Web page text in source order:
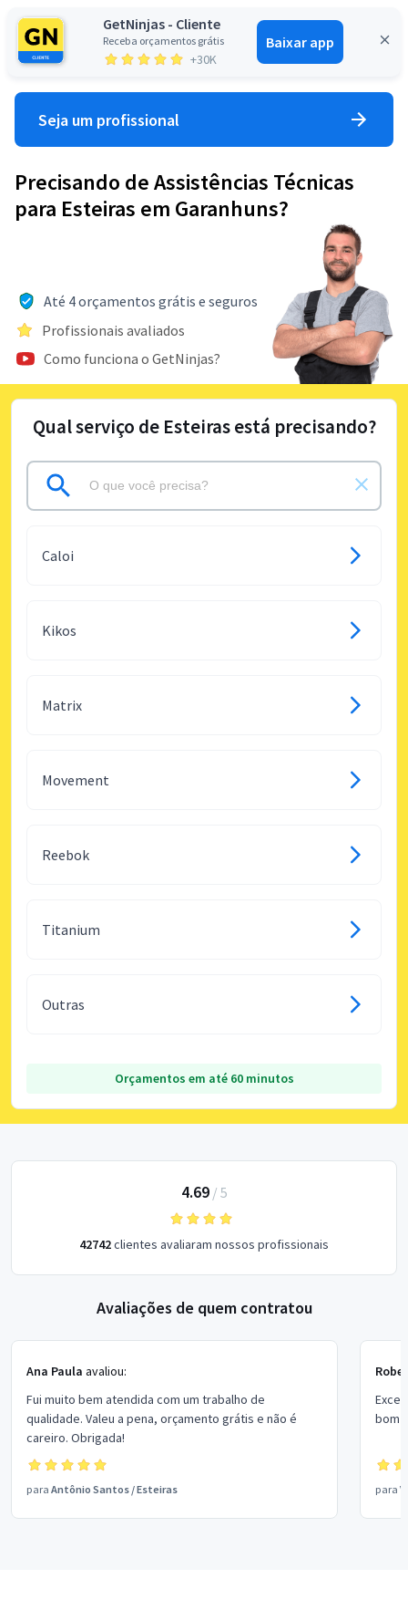
GetNinjas - Cliente
Receba orçamentos grátis
+30K
Baixar app
Entrar
Seja um profissional
Precisando de Assistências Técnicas
para Esteiras em Garanhuns?
Até 4 orçamentos grátis e seguros
Profissionais avaliados
Como funciona o GetNinjas?
Qual serviço de Esteiras está precisando?
Caloi
Kikos
Matrix
Movement
Reebok
Titanium
Outras
Orçamentos em até 60 minutos
4.69/ 5
42742clientes avaliaram nossos profissionais
Avaliações de quem contratou
Ana Paula avaliou:
Fui muito bem atendida com um trabalho de
qualidade. Valeu a pena, orçamento grátis e não é
careiro. Obrigada!
para Antônio Santos /Esteiras
bom
para